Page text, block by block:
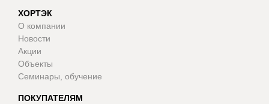
ХОРТЭК
О компании
Новости
Акции
Объекты
Семинары, обучение
ПОКУПАТЕЛЯМ